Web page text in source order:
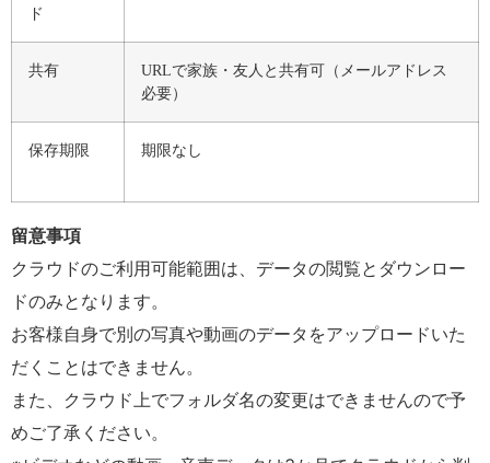
ド
共有
URLで家族・友人と共有可（メールアドレス
必要）
保存期限 期限なし
留意事項
クラウドのご利用可能範囲は、データの閲覧とダウンロー
ドのみとなります。
お客様自身で別の写真や動画のデータをアップロードいた
だくことはできません。
また、クラウド上でフォルダ名の変更はできませんので予
めご了承ください。